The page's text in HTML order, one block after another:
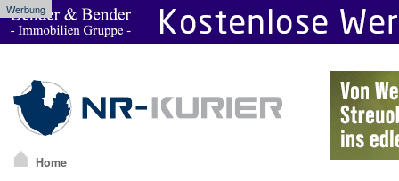
Werbung
Home